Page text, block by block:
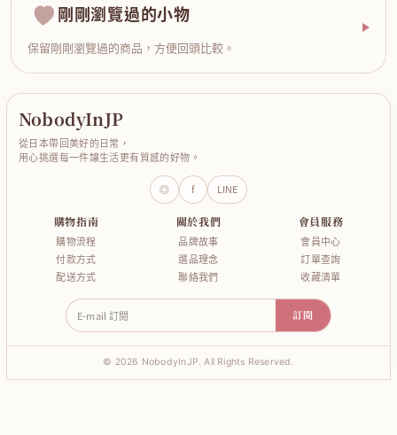
剛剛瀏覽過的小物
保留剛剛瀏覽過的商品，方便回頭比較。
NobodyInJP
從日本帶回美好的日常，
用心挑選每一件讓生活更有質感的好物。
◎ f LINE
購物指南
購物流程
付款方式
配送方式
關於我們
品牌故事
選品理念
聯絡我們
會員服務
會員中心
訂單查詢
收藏清單
E-mail 訂閱 訂閱
© 2026 NobodyInJP. All Rights Reserved.